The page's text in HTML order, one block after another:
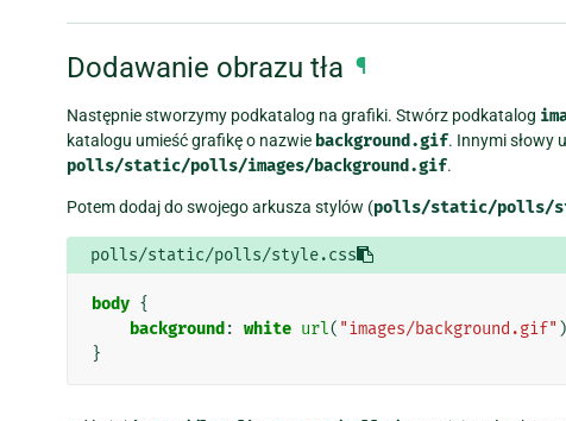
Dodawanie obrazu tła ¶
Następnie stworzymy podkatalog na grafiki. Stwórz podkatalog
katalogu umieść grafikę o nazwie background.gif. Innymi słowy
polls/static/polls/images/background.gif.
Potem dodaj do swojego arkusza stylów (polls/static/polls/
polls/static/polls/style.css
body {
background : white url( "images/background.gif" )
}